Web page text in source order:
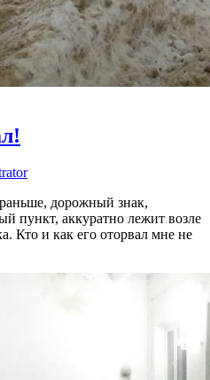
дорожный знак,
пункт, аккуратно лежит возле
Кто и как его оторвал мне не